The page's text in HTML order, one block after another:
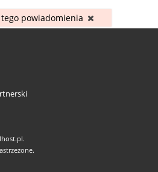
powiadomienia